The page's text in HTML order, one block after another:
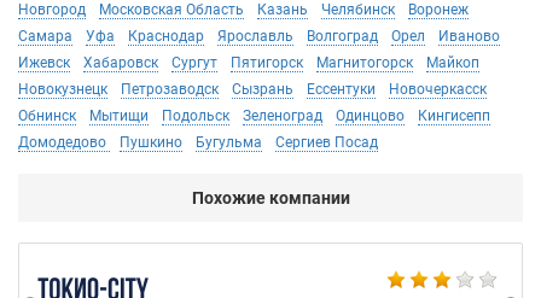
Новгород
Московская Область Казань Челябинск
Воронеж
Самара
Уфа Краснодар Ярославль Волгоград Орел
Иваново
Ижевск
Хабаровск Сургут Пятигорск Магнитогорск
Майкоп
Новокузнецк
Петрозаводск Сызрань Ессентуки
Новочеркасск
Обнинск
Мытищи Подольск Зеленоград Одинцово
Кингисепп
Домодедово
Пушкино Бугульма Сергиев Посад
Похожие компании